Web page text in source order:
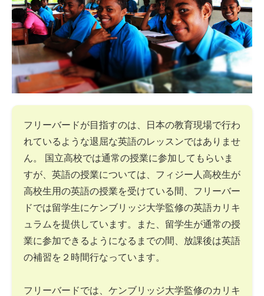
フリーバードが目指すのは、日本の教育現場で行わ
れているような退屈な英語のレッスンではありませ
ん。 国立高校では通常の授業に参加してもらいま
すが、英語の授業については、フィジー人高校生が
高校生用の英語の授業を受けている間、フリーバー
ドでは留学生にケンブリッジ大学監修の英語カリキ
ュラムを提供しています。また、留学生が通常の授
業に参加できるようになるまでの間、放課後は英語
の補習を２時間行なっています。
フリーバードでは、ケンブリッジ大学監修のカリキ